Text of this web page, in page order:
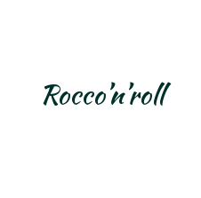
Rocco’n’roll